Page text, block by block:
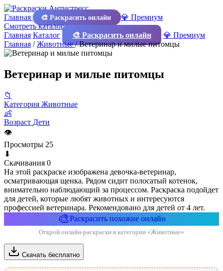
Главная 🎨 Раскрасить онлайн
💎 Премиум
Смотреть каталог
Главная Каталог 🎨 Раскрасить онлайн
💎 Премиум
Главная /Животные/Ветеринар и милые питомцы
Ветеринар и милые питомцы
📁
Категория Животные
👶
Возраст Дети
👁
Просмотры 25
⬇
Скачивания 0
На этой раскраске изображена девочка-ветеринар,
осматривающая щенка. Рядом сидит полосатый котенок,
внимательно наблюдающий за процессом. Раскраска подойдет
для детей, которые любят животных и интересуются
профессией ветеринара. Рекомендовано для детей от 4 лет.
🎨Раскрасить похожие онлайн
Открой онлайн-раскраски в категории «Животные»
Скачать бесплатно